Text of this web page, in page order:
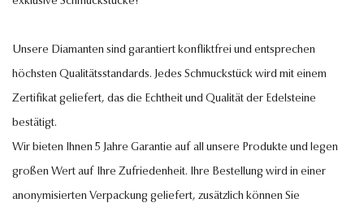
Unsere Diamanten sind garantiert konfliktfrei und entsprechen
höchsten Qualitätsstandards. Jedes Schmuckstück wird mit einem
Zertifikat geliefert, das die Echtheit und Qualität der Edelsteine
bestätigt.
Wir bieten Ihnen 5 Jahre Garantie auf all unsere Produkte und legen
großen Wert auf Ihre Zufriedenheit. Ihre Bestellung wird in einer
anonymisierten Verpackung geliefert, zusätzlich können Sie